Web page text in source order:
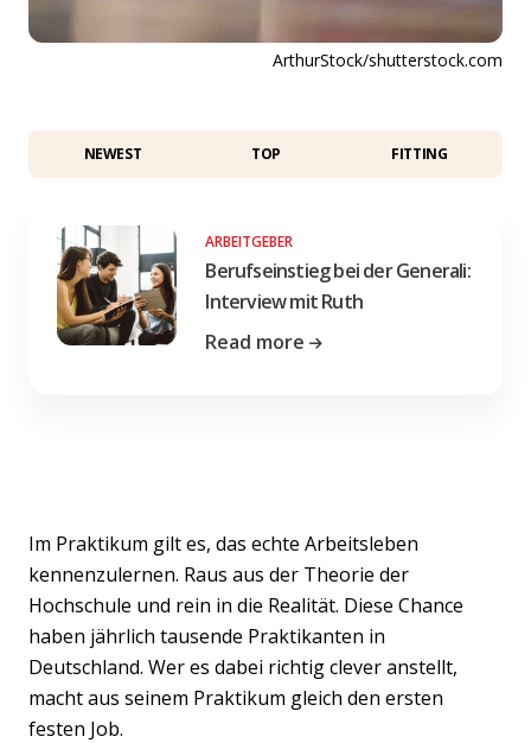
ArthurStock/shutterstock.com
NEWEST TOP FITTING
ARBEITGEBER
Berufseinstieg bei der Generali:
Interview mit Ruth
Read more
Im Praktikum gilt es, das echte Arbeitsleben
kennenzulernen. Raus aus der Theorie der
Hochschule und rein in die Realität. Diese Chance
haben jährlich tausende Praktikanten in
Deutschland. Wer es dabei richtig clever anstellt,
macht aus seinem Praktikum gleich den ersten
festen Job.